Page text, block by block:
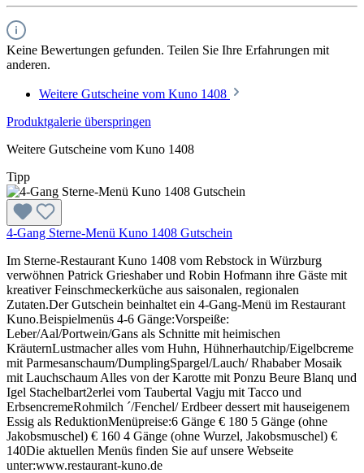
Keine Bewertungen gefunden. Teilen Sie Ihre Erfahrungen mit
anderen.
Weitere Gutscheine vom Kuno 1408
Produktgalerie überspringen
Weitere Gutscheine vom Kuno 1408
Tipp
4-Gang Sterne-Menü Kuno 1408 Gutschein
Im Sterne-Restaurant Kuno 1408 vom Rebstock in Würzburg
verwöhnen Patrick Grieshaber und Robin Hofmann ihre Gäste mit
kreativer Feinschmeckerküche aus saisonalen, regionalen
Zutaten.Der Gutschein beinhaltet ein 4-Gang-Menü im Restaurant
Kuno.Beispielmenüs 4-6 Gänge:Vorspeiße:
Leber/Aal/Portwein/Gans als Schnitte mit heimischen
KräuternLustmacher alles vom Huhn, Hühnerhautchip/Eigelbcreme
mit Parmesanschaum/DumplingSpargel/Lauch/ Rhababer Mosaik
mit Lauchschaum Alles von der Karotte mit Ponzu Beure Blanq und
Igel Stachelbart2erlei vom Taubertal Vagju mit Tacco und
ErbsencremeRohmilch ´/Fenchel/ Erdbeer dessert mit hauseigenem
Essig als ReduktionMenüpreise:6 Gänge € 180 5 Gänge (ohne
Jakobsmuschel) € 160 4 Gänge (ohne Wurzel, Jakobsmuschel) €
140Die aktuellen Menüs finden Sie auf unsere Webseite
unter:www.restaurant-kuno.de